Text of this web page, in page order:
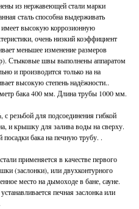
из нержавеющей стали марки
сталь способна выдерживать
высокую коррозионную
очень низкий коэффициент
меньшее изменение размеров
Стыковые швы выполнены аппаратом
и производится только на на
высокую степень надёжности..
бака 400 мм. Длина трубы 1000 мм.
резьбой для подсоединения гибкой
и крышку для залива воды на сверху.
посадки бака на печную трубу. .
применяется в качестве первого
(заслонки), или двухконтурного
место на дымоходе в бане, сауне.
печная заслонка или